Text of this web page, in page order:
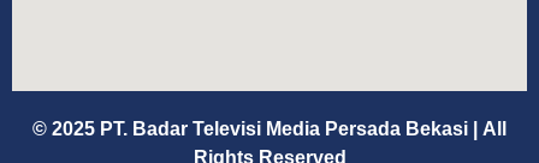
© 2025 PT. Badar Televisi Media Persada Bekasi
All
Rights Reserved